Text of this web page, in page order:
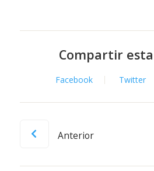
Compartir
Facebook Twitter
Anterior